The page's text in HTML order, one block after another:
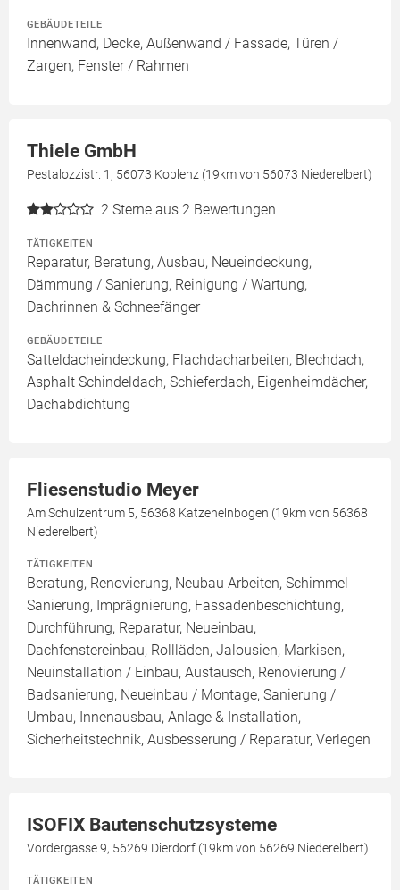
GEBÄUDETEILE
Innenwand, Decke, Außenwand / Fassade, Türen /
Zargen, Fenster / Rahmen
Thiele GmbH
Pestalozzistr. 1, 56073 Koblenz (19km von 56073 Niederelbert)
2 Sterne aus 2 Bewertungen
TÄTIGKEITEN
Reparatur, Beratung, Ausbau, Neueindeckung,
Dämmung / Sanierung, Reinigung / Wartung,
Dachrinnen & Schneefänger
GEBÄUDETEILE
Satteldacheindeckung, Flachdacharbeiten, Blechdach,
Asphalt Schindeldach, Schieferdach, Eigenheimdächer,
Dachabdichtung
Fliesenstudio Meyer
Am Schulzentrum 5, 56368 Katzenelnbogen (19km von 56368
Niederelbert)
TÄTIGKEITEN
Beratung, Renovierung, Neubau Arbeiten, Schimmel-
Sanierung, Imprägnierung, Fassadenbeschichtung,
Durchführung, Reparatur, Neueinbau,
Dachfenstereinbau, Rollläden, Jalousien, Markisen,
Neuinstallation / Einbau, Austausch, Renovierung /
Badsanierung, Neueinbau / Montage, Sanierung /
Umbau, Innenausbau, Anlage & Installation,
Sicherheitstechnik, Ausbesserung / Reparatur, Verlegen
ISOFIX Bautenschutzsysteme
Vordergasse 9, 56269 Dierdorf (19km von 56269 Niederelbert)
TÄTIGKEITEN